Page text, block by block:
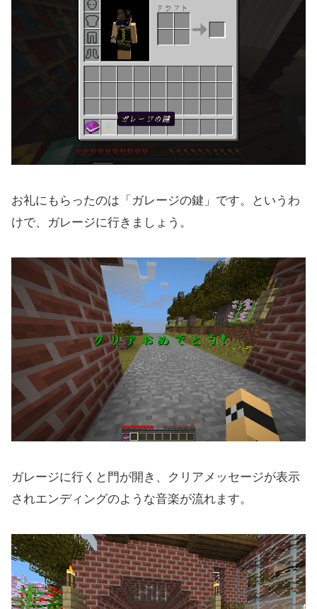
お礼にもらったのは「ガレージの鍵」です。というわ
けで、ガレージに行きましょう。
ガレージに行くと門が開き、クリアメッセージが表示
されエンディングのような音楽が流れます。